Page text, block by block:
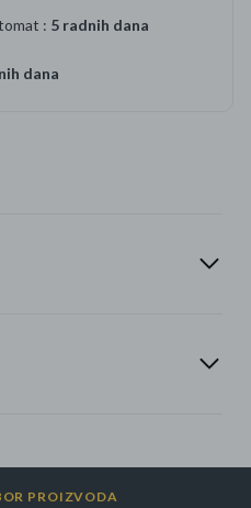
: 5 radnih dana
dana
PROIZVODA